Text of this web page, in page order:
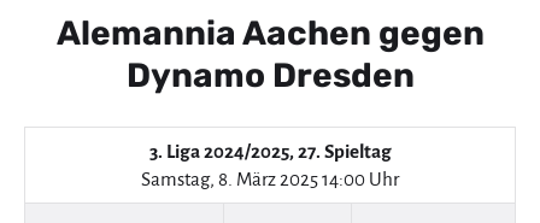
Alemannia Aachen gegen
Dynamo Dresden
3. Liga 2024/2025, 27. Spieltag
Samstag, 8. März 2025 14:00 Uhr